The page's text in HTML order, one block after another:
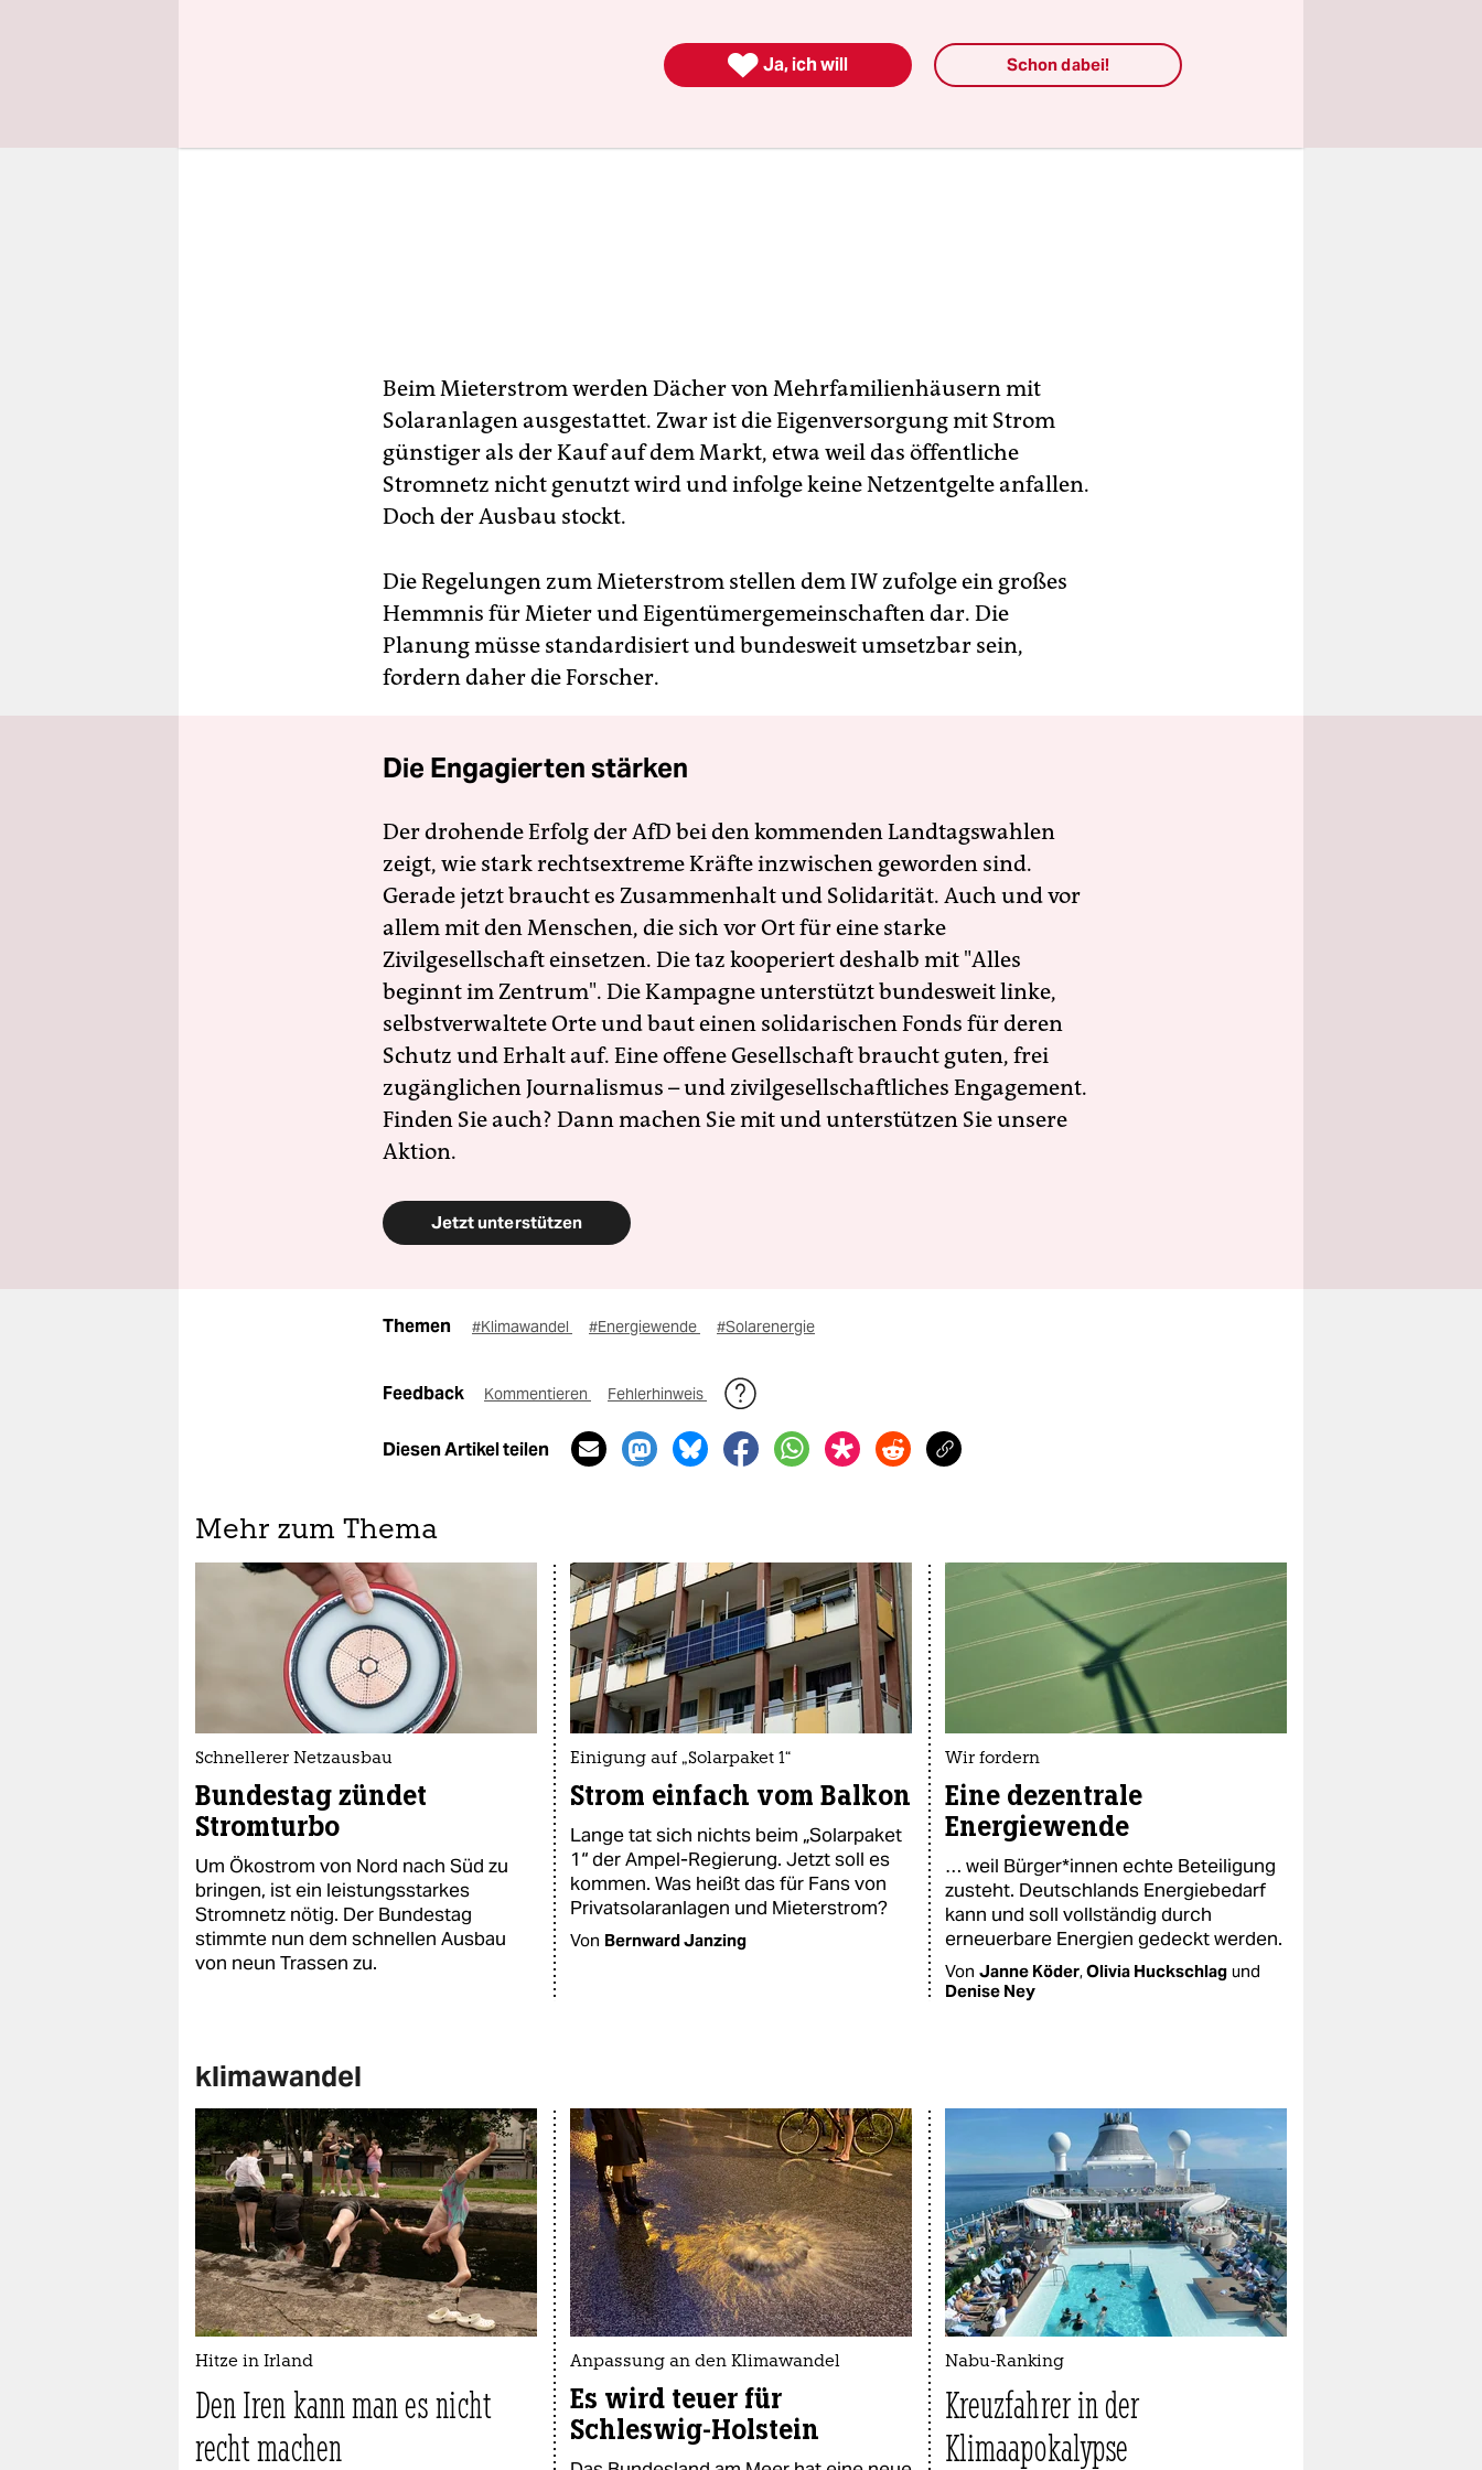
Beim Mieterstrom werden Dächer von Mehrfamilienhäusern mit
Solaranlagen ausgestattet. Zwar ist die Eigenversorgung mit Strom
günstiger als der Kauf auf dem Markt, etwa weil das öffentliche
Stromnetz nicht genutzt wird und infolge keine Netzentgelte anfallen.
Doch der Ausbau stockt.
Die Regelungen zum Mieterstrom stellen dem IW zufolge ein großes
Hemmnis für Mieter und Eigentümergemeinschaften dar. Die
Planung müsse standardisiert und bundesweit umsetzbar sein,
fordern daher die Forscher.
Die Engagierten stärken
Der drohende Erfolg der AfD bei den kommenden Landtagswahlen
zeigt, wie stark rechtsextreme Kräfte inzwischen geworden sind.
Gerade jetzt braucht es Zusammenhalt und Solidarität. Auch und vor
allem mit den Menschen, die sich vor Ort für eine starke
Zivilgesellschaft einsetzen. Die taz kooperiert deshalb mit "Alles
beginnt im Zentrum". Die Kampagne unterstützt bundesweit linke,
selbstverwaltete Orte und baut einen solidarischen Fonds für deren
Schutz und Erhalt auf. Eine offene Gesellschaft braucht guten, frei
zugänglichen Journalismus – und zivilgesellschaftliches Engagement.
Finden Sie auch? Dann machen Sie mit und unterstützen Sie unsere
Aktion.
Jetzt unterstützen
Themen #Klimawandel #Energiewende #Solarenergie
Feedback Kommentieren Fehlerhinweis
Diesen Artikel teilen
Mehr zum Thema
Schnellerer Netzausbau
Bundestag zündet
Stromturbo
Um Ökostrom von Nord nach Süd zu
bringen, ist ein leistungsstarkes
Stromnetz nötig. Der Bundestag
stimmte nun dem schnellen Ausbau
von neun Trassen zu.
Einigung auf „Solarpaket 1“
Strom einfach vom Balkon
Lange tat sich nichts beim „Solarpaket
1“ der Ampel-Regierung. Jetzt soll es
kommen. Was heißt das für Fans von
Privatsolaranlagen und Mieterstrom?
Von Bernward Janzing
Wir fordern
Eine dezentrale
Energiewende
… weil Bür­ge­r*in­nen echte Beteiligung
zusteht. Deutschlands Energiebedarf
kann und soll vollständig durch
erneuerbare Energien gedeckt werden.
Von Janne Köder,Olivia Huckschlag und
Denise Ney
klimawandel
Hitze in Irland
Den Iren kann man es nicht
recht machen
Anpassung an den Klimawandel
Es wird teuer für
Schleswig-Holstein
Nabu-Ranking
Kreuzfahrer in der
Klimaapokalypse
 Ja, ich will Schon dabei!